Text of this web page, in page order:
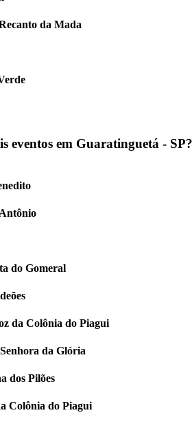
da Mada
eventos em Guaratinguetá - SP?
do Gomeral
da Colônia do Piagui
da Glória
dos Pilões
Colônia do Piagui